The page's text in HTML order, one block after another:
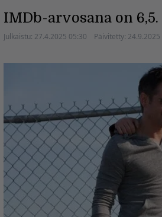
IMDb-arvosana on 6,5.
Julkaistu: 27.4.2025 05:30 Päivitetty: 24.9.2025